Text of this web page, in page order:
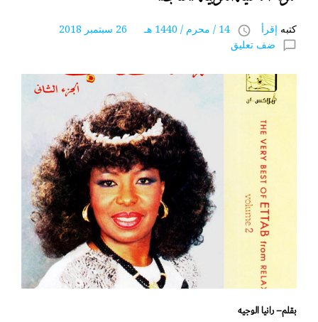
كتبه إقرأ access_time 14 / محرم / 1440 هـ 26 سبتمبر 2018
chat_bubble_outline ضف تعليق
بقلم– رانيا الوجيه